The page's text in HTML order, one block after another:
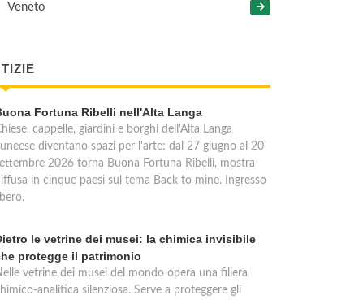
Veneto
Fortuna Ribelli nell'Alta Langa
cappelle, giardini e borghi dell'Alta Langa
diventano spazi per l'arte: dal 27 giugno al 20
2026 torna Buona Fortuna Ribelli, mostra
in cinque paesi sul tema Back to mine. Ingresso
le vetrine dei musei: la chimica invisibile
protegge il patrimonio
vetrine dei musei del mondo opera una filiera
analitica silenziosa. Serve a proteggere gli